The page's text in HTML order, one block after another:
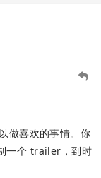
做喜欢的事情。你
一个 trailer，到时